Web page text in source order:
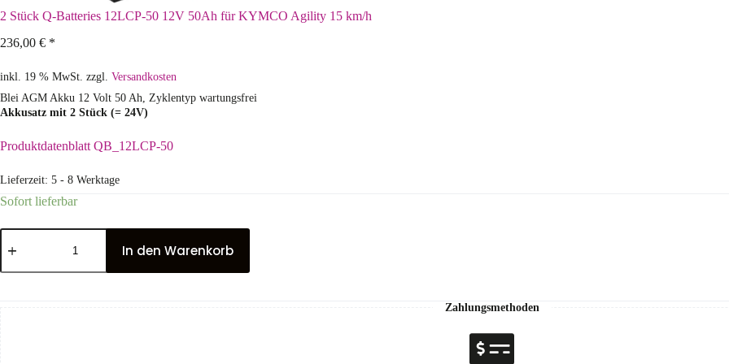
2 Stück Q-Batteries 12LCP-50 12V 50Ah für KYMCO Agility 15 km/h
236,00 € *
inkl. 19 % MwSt. zzgl. Versandkosten
Blei AGM Akku 12 Volt 50 Ah, Zyklentyp wartungsfrei
Akkusatz mit 2 Stück (= 24V)
Produktdatenblatt QB_12LCP-50
Lieferzeit: 5 - 8 Werktage
Sofort lieferbar
In den Warenkorb
Zahlungsmethoden